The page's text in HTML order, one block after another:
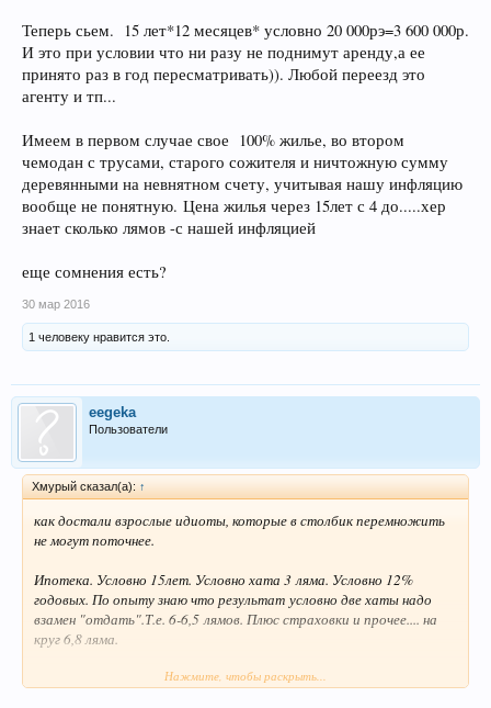
Теперь сьем. 15 лет*12 месяцев* условно 20 000рэ=3 600 000р.
И это при условии что ни разу не поднимут аренду,а ее
принято раз в год пересматривать)). Любой переезд это
агенту и тп...
Имеем в первом случае свое 100% жилье, во втором
чемодан с трусами, старого сожителя и ничтожную сумму
деревянными на невнятном счету, учитывая нашу инфляцию
вообще не понятную. Цена жилья через 15лет с 4 до.....хер
знает сколько лямов -с нашей инфляцией
еще сомнения есть?
30 мар 2016
1 человеку нравится это.
eegeka
Пользователи
Хмурый сказал(а): ↑
как достали взрослые идиоты, которые в столбик перемножить
не могут поточнее.
Ипотека. Условно 15лет. Условно хата 3 ляма. Условно 12%
годовых. По опыту знаю что результат условно две хаты надо
взамен "отдать".Т.е. 6-6,5 лямов. Плюс страховки и прочее.... на
круг 6,8 ляма.
Теперь сьем. 15 лет*12 месяцев* условно 20 000рэ=3 600 000р. И
Нажмите, чтобы раскрыть...